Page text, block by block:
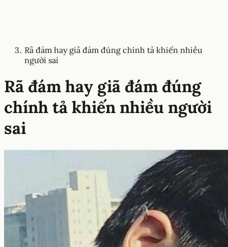
Rã đám hay giã đám đúng chính tả khiến nhiều
người sai
Rã đám hay giã đám đúng
chính tả khiến nhiều người
sai